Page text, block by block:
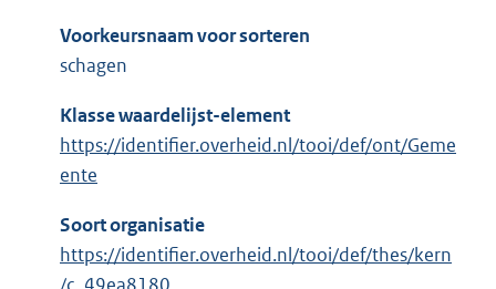
Voorkeursnaam voor sorteren
schagen
Klasse waardelijst-element
https://identifier.overheid.nl/tooi/def/ont/Geme
ente
Soort organisatie
https://identifier.overheid.nl/tooi/def/thes/kern